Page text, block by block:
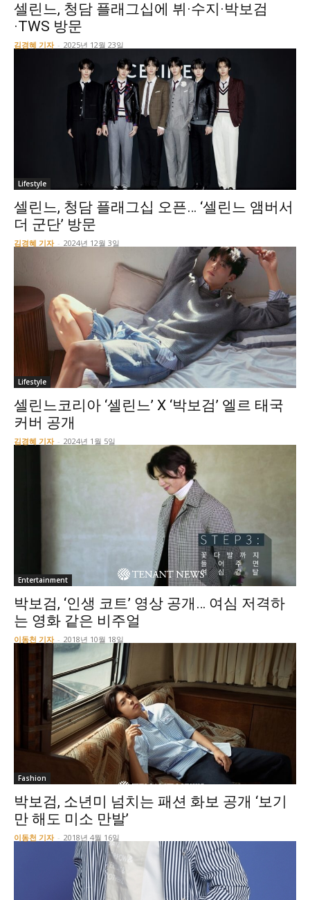
셀린느, 청담 플래그십에 뷔·수지·박보검
·TWS 방문
김경혜 기자 - 2025년 12월 23일
Lifestyle
셀린느, 청담 플래그십 오픈… ‘셀린느 앰버서
더 군단’ 방문
김경혜 기자 - 2024년 12월 3일
Lifestyle
셀린느코리아 ‘셀린느’ X ‘박보검’ 엘르 태국
커버 공개
김경혜 기자 - 2024년 1월 5일
Entertainment
박보검, ‘인생 코트’ 영상 공개… 여심 저격하
는 영화 같은 비주얼
이동천 기자 - 2018년 10월 18일
Fashion
박보검, 소년미 넘치는 패션 화보 공개 ‘보기
만 해도 미소 만발’
이동천 기자 - 2018년 4월 16일